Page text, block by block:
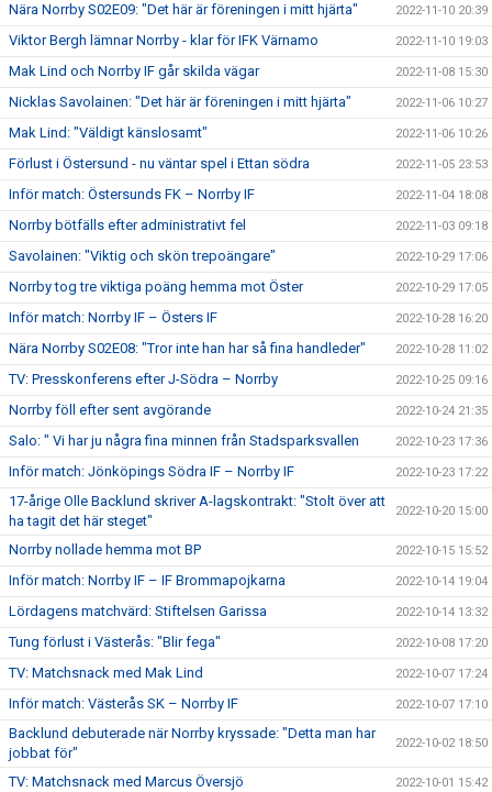
Nära Norrby S02E09: "Det här är föreningen i mitt hjärta" 2022-11-10 20:39
Viktor Bergh lämnar Norrby - klar för IFK Värnamo 2022-11-10 19:03
Mak Lind och Norrby IF går skilda vägar 2022-11-08 15:30
Nicklas Savolainen: "Det här är föreningen i mitt hjärta" 2022-11-06 10:27
Mak Lind: "Väldigt känslosamt" 2022-11-06 10:26
Förlust i Östersund - nu väntar spel i Ettan södra 2022-11-05 23:53
Inför match: Östersunds FK – Norrby IF 2022-11-04 18:08
Norrby bötfälls efter administrativt fel 2022-11-03 09:18
Savolainen: "Viktig och skön trepoängare" 2022-10-29 17:06
Norrby tog tre viktiga poäng hemma mot Öster 2022-10-29 17:05
Inför match: Norrby IF – Östers IF 2022-10-28 16:20
Nära Norrby S02E08: "Tror inte han har så fina handleder" 2022-10-28 11:02
TV: Presskonferens efter J-Södra – Norrby 2022-10-25 09:16
Norrby föll efter sent avgörande 2022-10-24 21:35
Salo: " Vi har ju några fina minnen från Stadsparksvallen 2022-10-23 17:36
Inför match: Jönköpings Södra IF – Norrby IF 2022-10-23 17:22
17-årige Olle Backlund skriver A-lagskontrakt: "Stolt över att
ha tagit det här steget"
2022-10-20 15:00
Norrby nollade hemma mot BP 2022-10-15 15:52
Inför match: Norrby IF – IF Brommapojkarna 2022-10-14 19:04
Lördagens matchvärd: Stiftelsen Garissa 2022-10-14 13:32
Tung förlust i Västerås: "Blir fega" 2022-10-08 17:20
TV: Matchsnack med Mak Lind 2022-10-07 17:24
Inför match: Västerås SK – Norrby IF 2022-10-07 17:10
Backlund debuterade när Norrby kryssade: "Detta man har
jobbat för"
2022-10-02 18:50
TV: Matchsnack med Marcus Översjö 2022-10-01 15:42